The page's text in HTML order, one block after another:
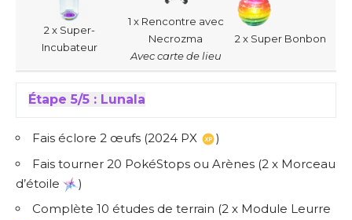
2 x Super-
Incubateur
1 x Rencontre avec
Necrozma
Avec carte de lieu
2 x Super Bonbon
Étape 5/5 : Lunala
Fais éclore 2 œufs (2024 PX
)
Fais tourner 20 PokéStops ou Arènes (2 x Morceau
d’étoile
)
Complète 10 études de terrain (2 x Module Leurre